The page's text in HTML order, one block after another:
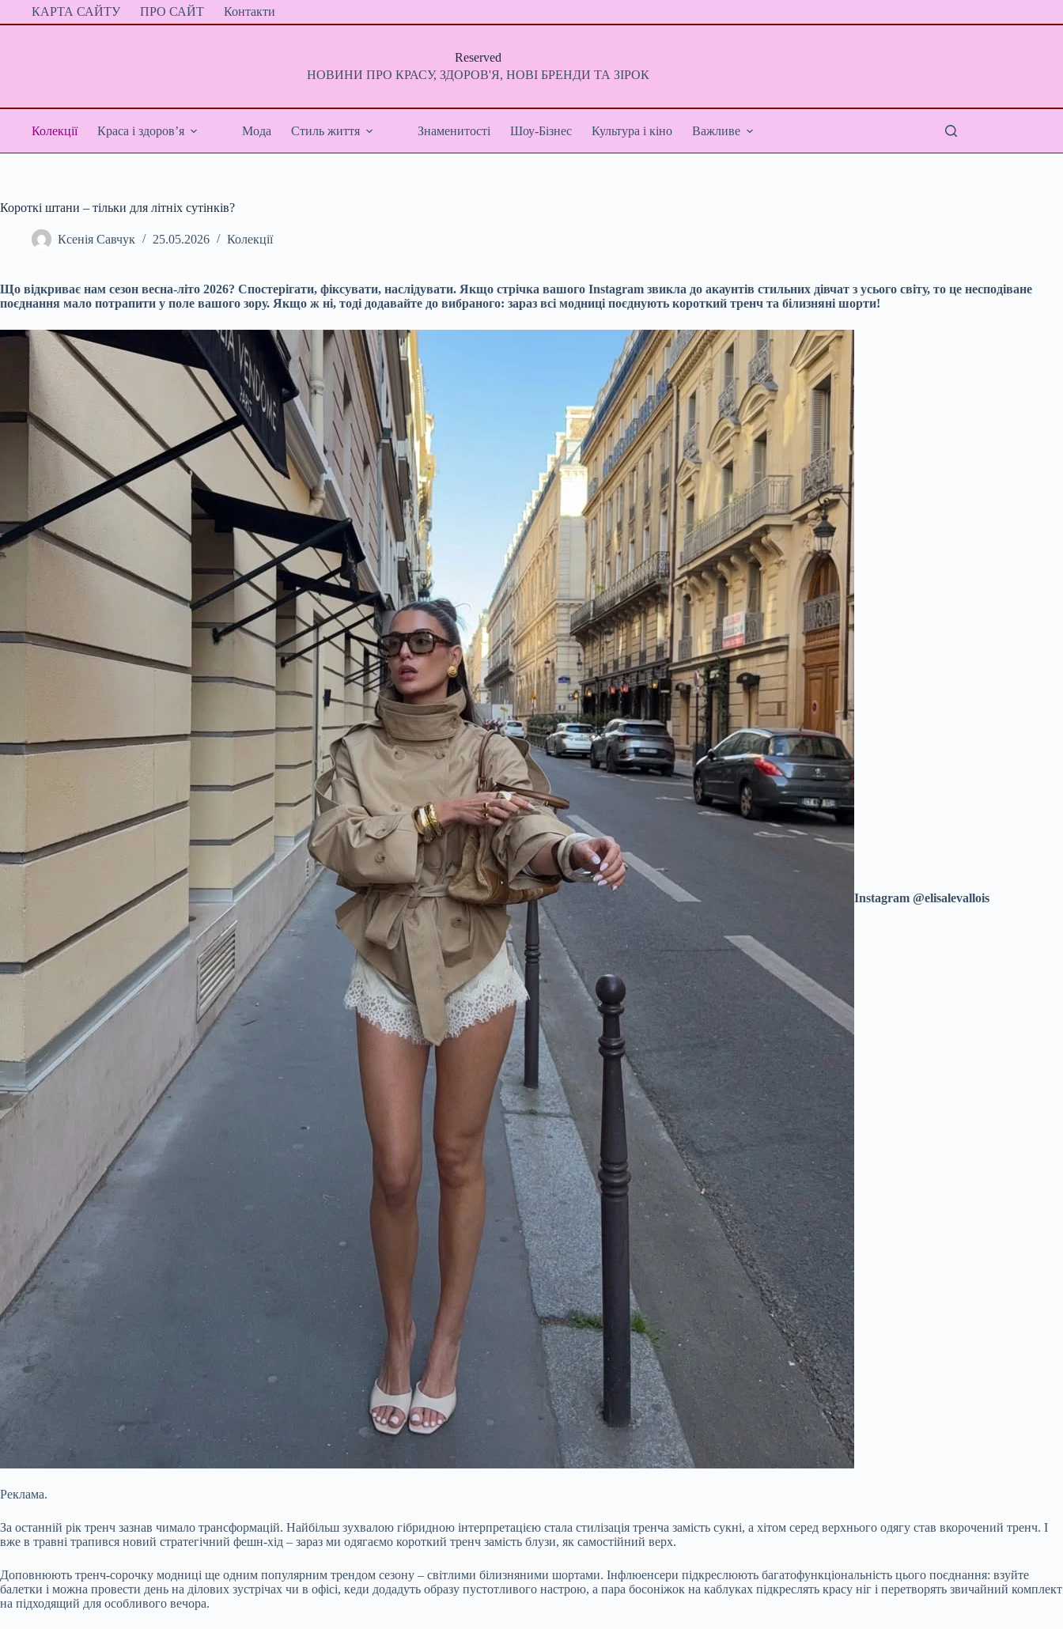
ПерейтиКАРТА САЙТУ ПРО САЙТ Контакти
Reserved
НОВИНИ ПРО КРАСУ, ЗДОРОВ'Я, НОВІ БРЕНДИ ТА ЗІРОК
Колекції Краса і здоров’я Мода Стиль життя Знаменитості Шоу-Бізнес Культура і кіно Важливе
Короткі штани – тільки для літніх сутінків?
Ксенія Савчук 25.05.2026 Колекції
Що відкриває нам сезон весна-літо 2026? Спостерігати, фіксувати, наслідувати. Якщо стрічка вашого Instagram звикла до акаунтів стильних дівчат з усього світу, то це несподіване
поєднання мало потрапити у поле вашого зору. Якщо ж ні, тоді додавайте до вибраного: зараз всі модниці поєднують короткий тренч та білизняні шорти!
Instagram @elisalevallois
Реклама.
За останній рік тренч зазнав чимало трансформацій. Найбільш зухвалою гібридною інтерпретацією стала стилізація тренча замість сукні, а хітом серед верхнього одягу став вкорочений тренч. І
вже в травні трапився новий стратегічний фешн-хід – зараз ми одягаємо короткий тренч замість блузи, як самостійний верх.
Доповнюють тренч-сорочку модниці ще одним популярним трендом сезону – світлими білизняними шортами. Інфлюенсери підкреслюють багатофункціональність цього поєднання: взуйте
балетки і можна провести день на ділових зустрічах чи в офісі, кеди додадуть образу пустотливого настрою, а пара босоніжок на каблуках підкреслять красу ніг і перетворять звичайний комплект
на підходящий для особливого вечора.